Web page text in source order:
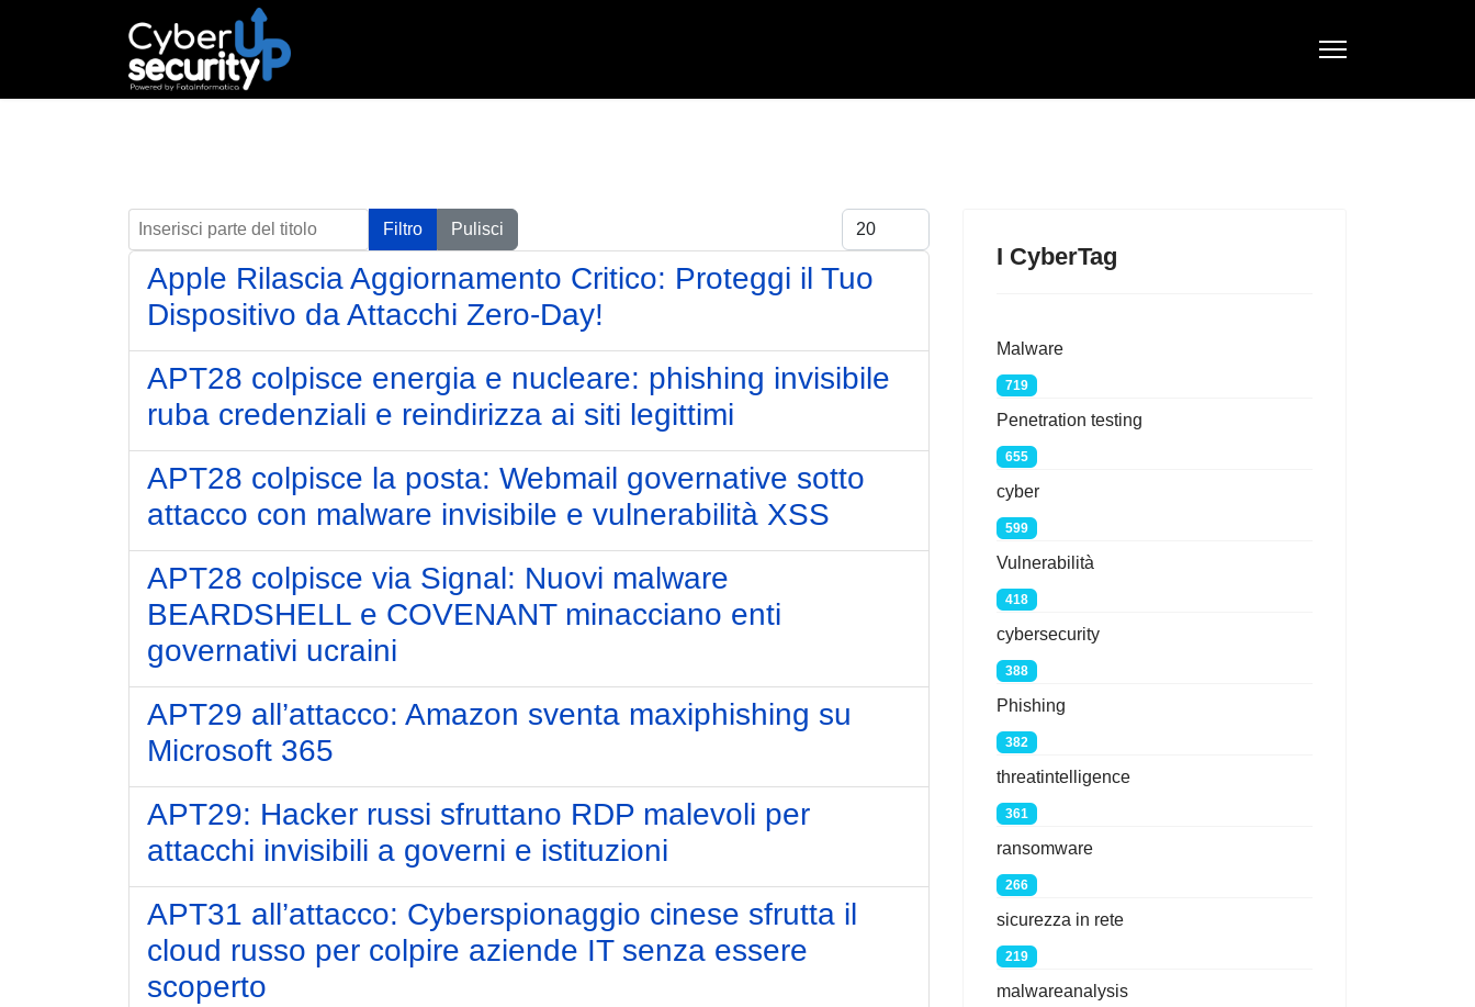
Inserisci parte del titolo Filtro Pulisci Visualizza #
Apple Rilascia Aggiornamento Critico: Proteggi il Tuo
Dispositivo da Attacchi Zero-Day!
APT28 colpisce energia e nucleare: phishing invisibile
ruba credenziali e reindirizza ai siti legittimi
APT28 colpisce la posta: Webmail governative sotto
attacco con malware invisibile e vulnerabilità XSS
APT28 colpisce via Signal: Nuovi malware
BEARDSHELL e COVENANT minacciano enti
governativi ucraini
APT29 all’attacco: Amazon sventa maxiphishing su
Microsoft 365
APT29: Hacker russi sfruttano RDP malevoli per
attacchi invisibili a governi e istituzioni
APT31 all’attacco: Cyberspionaggio cinese sfrutta il
cloud russo per colpire aziende IT senza essere
scoperto
I CyberTag
Malware
719
Penetration testing
655
cyber
599
Vulnerabilità
418
cybersecurity
388
Phishing
382
threatintelligence
361
ransomware
266
sicurezza in rete
219
malwareanalysis